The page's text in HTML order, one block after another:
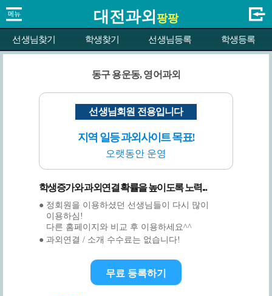
대전과외 팡팡
선생님찾기 학생찾기 선생님등록 학생등록
동구 용운동, 영어과외
선생님회원 전용입니다
지역 일등 과외사이트 목표!
오랫동안 운영
학생증가와 과외연결 확률을 높이도록 노력...
● 정회원을 이용하셨던 선생님들이 다시 많이
이용하심!
다른 홈페이지와 비교 후 이용하세요^^
● 과외연결 / 소개 수수료는 없습니다!
무료 등록하기